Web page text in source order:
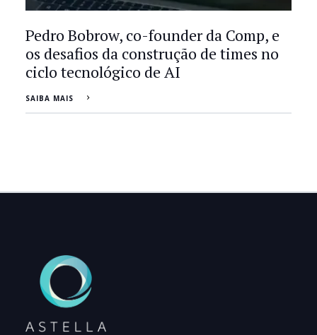
Pedro Bobrow, co-founder da Comp, e
os desafios da construção de times no
ciclo tecnológico de AI
SAIBA MAIS